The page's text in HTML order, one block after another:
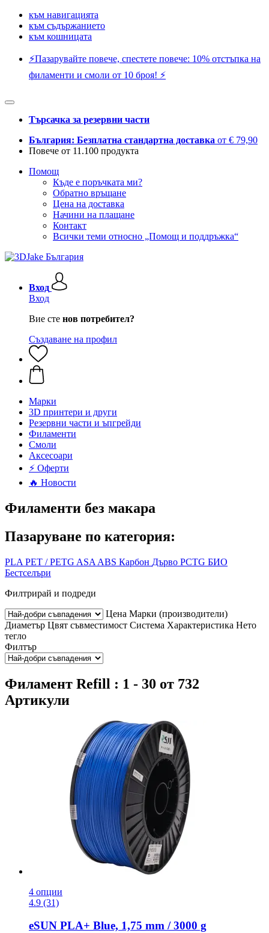
към навигацията
към съдържанието
към кошницата
⚡️Пазарувайте повече, спестете повече: 10% отстъпка на
филаменти и смоли от 10 броя! ⚡️
Търсачка за резервни части
България: Безплатна стандартна доставка от € 79,90
Повече от 11.100 продукта
Помощ
Къде е поръчката ми?
Обратно връщане
Цена на доставка
Начини на плащане
Контакт
Всички теми относно „Помощ и поддръжка“
Вход
Вход
Вие сте нов потребител?
Създаване на профил
Mарки
3D принтери и други
Резервни части и ъпгрейди
Филаменти
Смоли
Аксесоари
⚡ Оферти
🔥 Новости
Филаменти без макара
Пазаруване по категория:
PLA PET / PETG ASA ABS Карбон Дърво PCTG БИО
Бестселъри
Филтрирай и подреди
Цена Марки (производители)
Диаметър Цвят съвместимост Система Характеристика Нето
тегло
Филтър
Филамент Refill : 1 - 30 от 732
Артикули
4 опции
4.9 (31)
eSUN PLA+ Blue, 1,75 mm / 3000 g